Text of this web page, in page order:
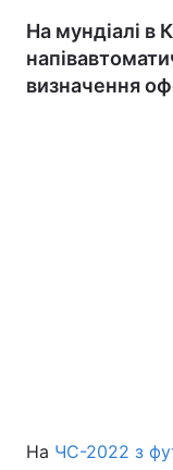
На мундіалі в
визначення
На ЧС-2022 з